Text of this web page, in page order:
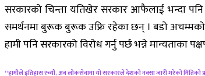
सरकारको चिन्ता यतिखेर सरकार आफैलाई भन्दा पनि
समर्थनमा बुरूक बुरूक उफ्रि रहेका छन् । बडो
हामी पनि सरकारको विरोध गर्नु पर्छ भन्ने मान्यताका
“हामीले इतिहास रच्यौ, अब लोकसेवामा यो सरकारले देशको नक्सा जारी गरेको मितिको